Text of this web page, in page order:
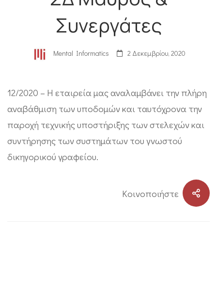
Συνεργάτες
Mental Informatics 2 Δεκεμβρίου, 2020
12/2020 – Η εταιρεία μας αναλαμβάνει την πλήρη
αναβάθμιση των υποδομών και ταυτόχρονα την
παροχή τεχνικής υποστήριξης των στελεχών και
συντήρησης των συστημάτων του γνωστού
δικηγορικού γραφείου.
Kοινοποιήστε